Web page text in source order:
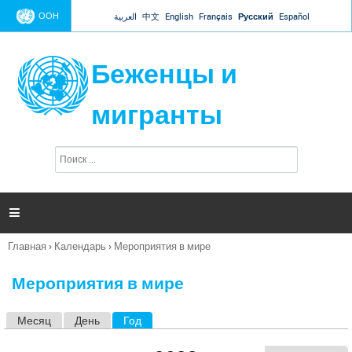
Jump to navigation
ООН العربية 中文 English Français Русский Español
Беженцы и
мигранты
п
и

Вы
Главная › Календарь › Мероприятия в мире
Мероприятия в мире
Месяц День Год